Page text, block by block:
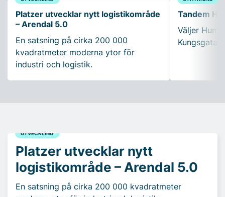
Platzer utvecklar nytt logistikområde
– Arendal 5.0
En satsning på cirka 200 000
kvadratmeter moderna ytor för
industri och logistik.
Tandem
Väljer
UTVECKLING
Platzer utvecklar nytt
logistikområde – Arendal 5.0
En satsning på cirka 200 000 kvadratmeter